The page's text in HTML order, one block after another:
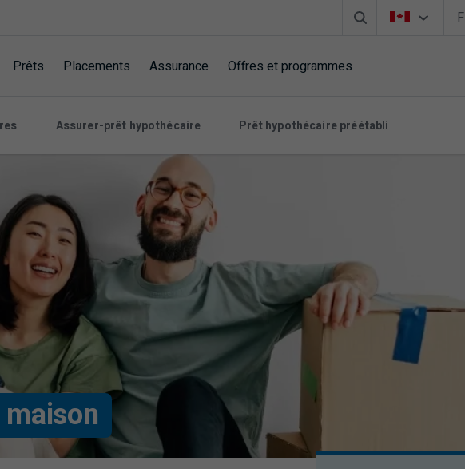
Barre de recherche
Sélecteur de
Vous
Prêts Placements Assurance Offres et programmes
Assurer-prêt hypothécaire Prêt hypothécaire préétabli